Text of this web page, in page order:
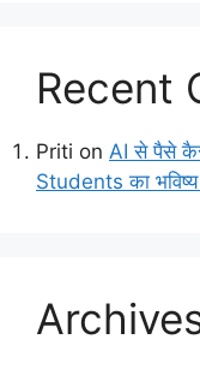
Recent
Priti on AI से पैसे
Students का